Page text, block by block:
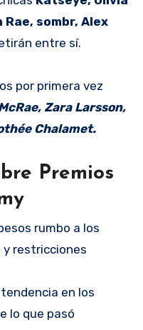
Rae, sombr, Alex
entre sí.
por primera vez
Zara Larsson,
Chalamet.
Premios
rumbo a los
y restricciones
en los
lo que pasó